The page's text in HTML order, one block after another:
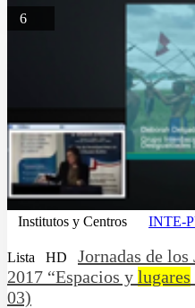
6
Institutos y Centros INTE-
Lista HD
Jornadas de
2017 “Espacios y lugares
03)